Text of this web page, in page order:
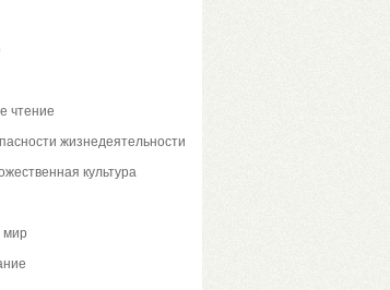
чтение
жизнедеятельности
культура